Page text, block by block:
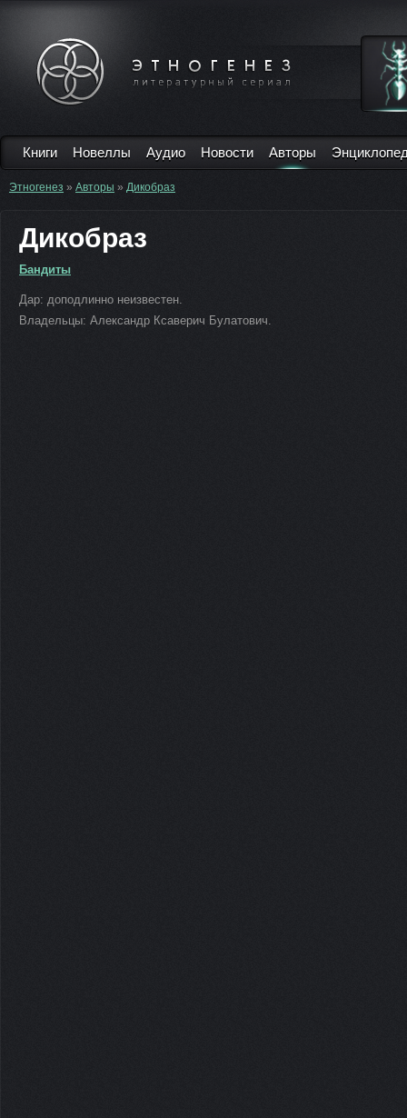
Книги Новеллы Аудио Новости Авторы
Этногенез » Авторы » Дикобраз
Дикобраз
Бандиты
Дар: доподлинно неизвестен.
Владельцы: Александр Ксаверич Булатович.